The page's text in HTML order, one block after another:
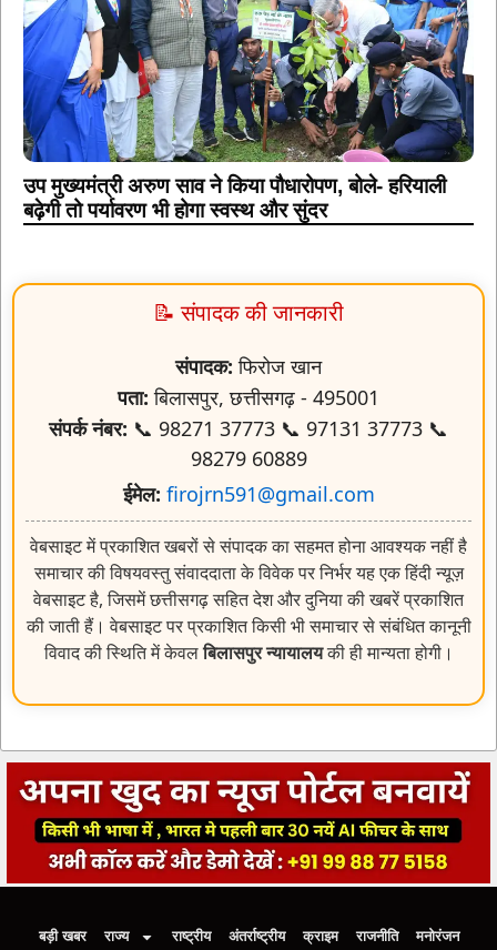
उप मुख्यमंत्री अरुण साव ने किया पौधारोपण, बोले- हरियाली
बढ़ेगी तो पर्यावरण भी होगा स्वस्थ और सुंदर
📝 संपादक की जानकारी
संपादक: फिरोज खान
पता: बिलासपुर, छत्तीसगढ़ - 495001
संपर्क नंबर: 📞 98271 37773 📞 97131 37773 📞
98279 60889
ईमेल: firojrn591@gmail.com
वेबसाइट में प्रकाशित खबरों से संपादक का सहमत होना आवश्यक नहीं है
समाचार की विषयवस्तु संवाददाता के विवेक पर निर्भर यह एक हिंदी न्यूज़
वेबसाइट है, जिसमें छत्तीसगढ़ सहित देश और दुनिया की खबरें प्रकाशित
की जाती हैं। वेबसाइट पर प्रकाशित किसी भी समाचार से संबंधित कानूनी
विवाद की स्थिति में केवलबिलासपुर न्यायालयकी ही मान्यता होगी।
बड़ी खबर राज्य राष्ट्रीय अंतर्राष्ट्रीय क्राइम राजनीति मनोरंजन